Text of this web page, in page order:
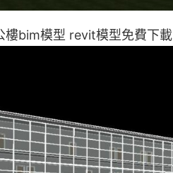
樓bim模型 revit模型免費下載